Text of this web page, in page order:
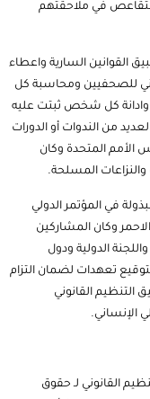
في ملاحقتهم
القوانين السارية واعطاء
للصحفيين ومحاسبة كل
كل شخص ثبتت عليه
من الندوات أو الدورات
الأمم المتحدة وكان
المسلحة.
الجهود المبذولة في المؤتمر الدولي
وكان المشاركين
الدولية ودول
تعهدات لضمان التزام
التنظيم القانوني
الإنساني.
القانوني لـ حقوق